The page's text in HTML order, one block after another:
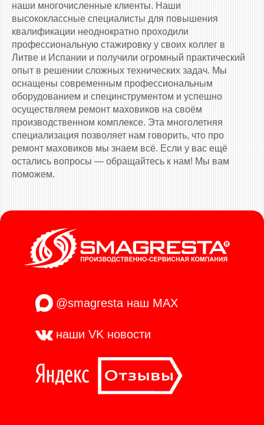
наши многочисленные клиенты. Наши
высококлассные специалисты для повышения
квалификации неоднократно проходили
профессиональную стажировку у своих коллег в
Литве и Испании и получили огромный практический
опыт в решении сложных технических задач. Мы
оснащены современным профессиональным
оборудованием и специнструментом и успешно
осуществляем ремонт маховиков на своём
производственном комплексе. Эта многолетняя
специализация позволяет нам говорить, что про
ремонт маховиков мы знаем всё. Если у вас ещё
остались вопросы — обращайтесь к нам! Мы вам
поможем.
@smagresta наш MAX
наши VK новости